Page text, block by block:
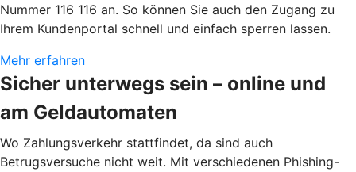
Nummer 116 116 an. So können Sie auch den Zugang zu
Ihrem Kundenportal schnell und einfach sperren lassen.
Mehr erfahren
Sicher unterwegs sein – online und
am Geldautomaten
Wo Zahlungsverkehr stattfindet, da sind auch
Betrugsversuche nicht weit. Mit verschiedenen Phishing-